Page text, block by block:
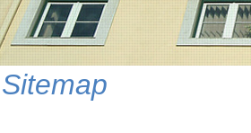
Sitemap